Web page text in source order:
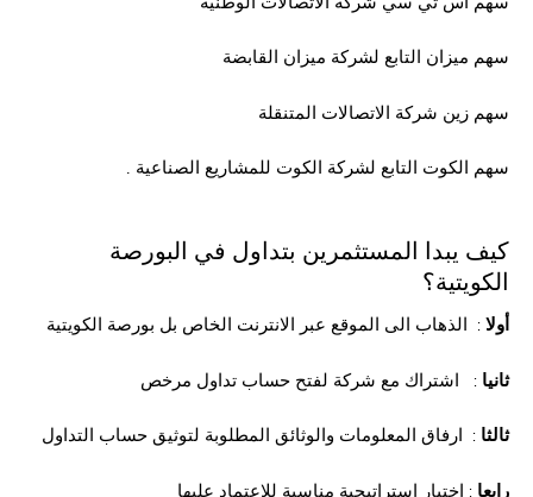
سهم ميزان التابع لشركة ميزان القابضة
سهم زين شركة الاتصالات المتنقلة
. سهم الكوت التابع لشركة الكوت للمشاريع الصناعية
كيف يبدا المستثمرين بتداول في البورصة
الكويتية؟
أولا : الذهاب الى الموقع عبر الانترنت الخاص بل بورصة الكويتية
ثانيا : اشتراك مع شركة لفتح حساب تداول مرخص
ثالثا : ارفاق المعلومات والوثائق المطلوبة لتوثيق حساب التداول
رابعا : اختيار استراتيجية مناسبة للاعتماد عليها